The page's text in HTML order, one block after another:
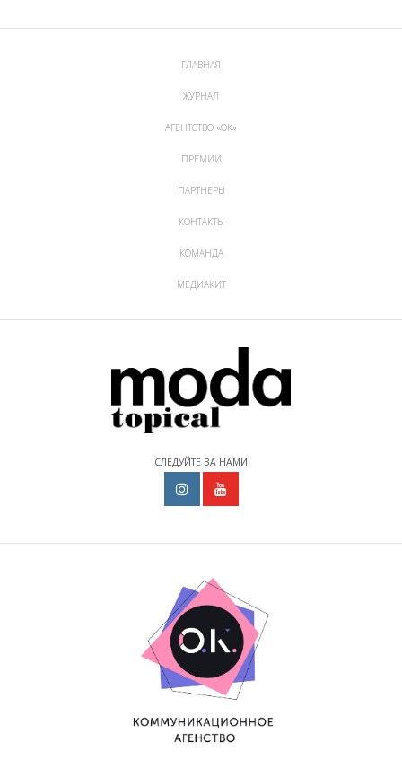
ГЛАВНАЯ
ЖУРНАЛ
АГЕНТСТВО «ОК»
ПРЕМИИ
ПАРТНЕРЫ
КОНТАКТЫ
КОМАНДА
МЕДИАКИТ
СЛЕДУЙТЕ ЗА НАМИ